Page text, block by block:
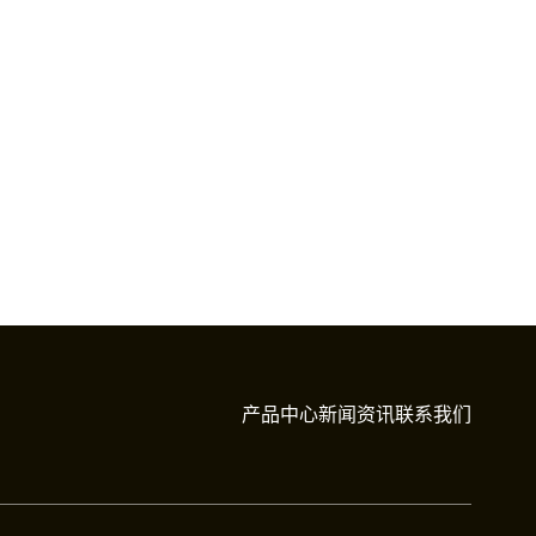
产品中心新闻资讯联系我们